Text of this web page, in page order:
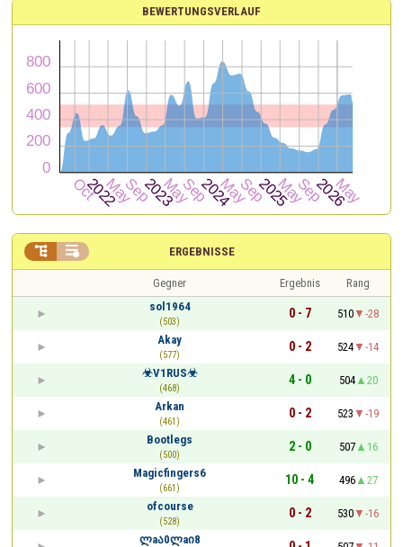
BEWERTUNGSVERLAUF
ERGEBNISSE
 
Gegner Ergebnis
Rang
sol1964
(503)
0 - 7 510
-28
Akay
(577)
0 - 2 524
-14
☣V1RUS☣
(468)
4 - 0 504
20
Arkan
(461)
0 - 2 523
-19
Bootlegs
(500)
2 - 0 507
16
Magicfingers6
(661)
10 - 4 496
27
ofcourse
(528)
0 - 2 530
-16
ლaა0ლaი8